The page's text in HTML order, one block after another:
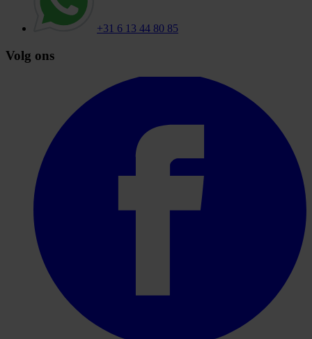
+31 6 13 44 80 85
Volg ons